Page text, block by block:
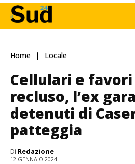
Home Locale
Cellulari e favori
recluso, l’ex
detenuti di
patteggia
Di Redazione
12 GENNAIO 2024